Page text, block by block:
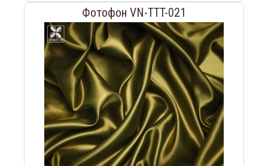
Фотофон VN-TTT-021